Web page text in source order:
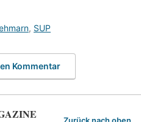
, SUP
Kommentar